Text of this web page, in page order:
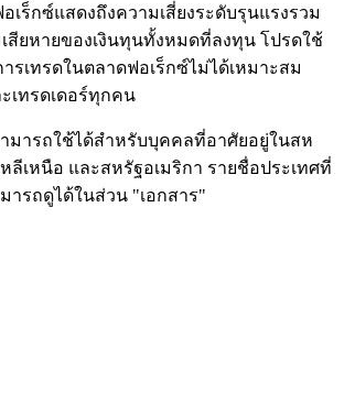
เร็กซ์แสดงถึงความเสี่ยงระดับรุนแรงรวม
สียหายของเงินทุนทั้งหมดที่ลงทุน โปรดใช้
รเทรดในตลาดฟอเร็กซ์ไม่ได้เหมาะสม
เทรดเดอร์ทุกคน
ามารถใช้ได้สำหรับบุคคลที่อาศัยอยู่ในสห
ลีเหนือ และสหรัฐอเมริกา รายชื่อประเทศที่
ารถดูได้ในส่วน "เอกสาร"